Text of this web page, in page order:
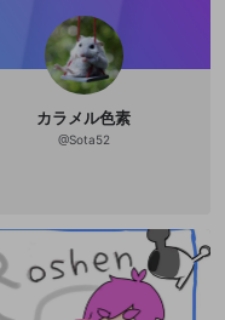
カラメル色素
@Sota52